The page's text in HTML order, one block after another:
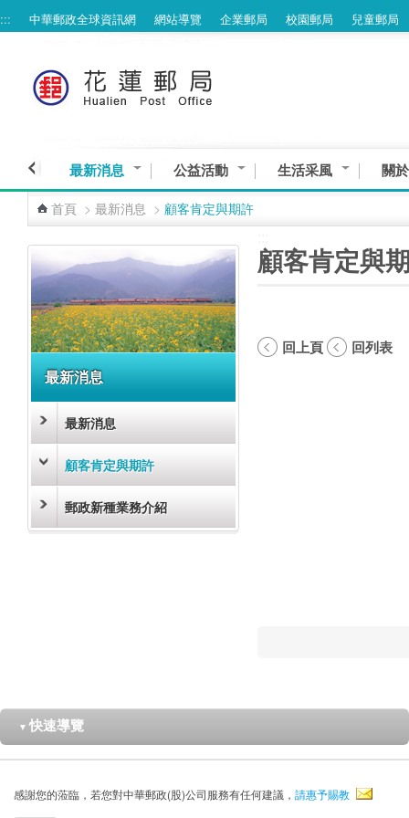
跳到主要內容區塊
::: 中華郵政全球資訊網 網站導覽 企業郵局 校園郵局 兒童郵局
最新消息 公益活動 生活采風 關
首頁 > 最新消息 > 顧客肯定與期許
最新消息
最新消息
顧客肯定與期許
郵政新種業務介紹
顧客肯定與
回上頁 回列表
▼ 快速導覽
感謝您的蒞臨，若您對中華郵政(股)公司服務有任何建議， 請惠予賜教